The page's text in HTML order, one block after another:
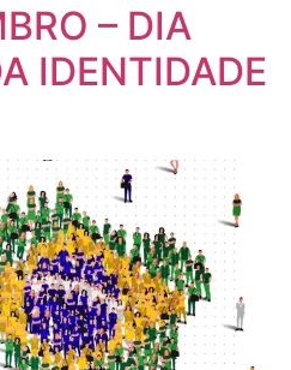
– DIA
IDENTIDADE